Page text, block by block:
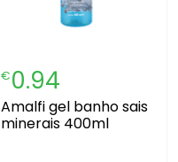
€0.94
amalfi gel banho sais
minerais 400ml